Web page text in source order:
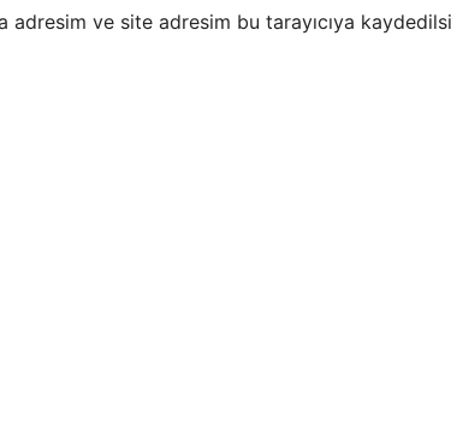
adresim ve site adresim bu tarayıcıya